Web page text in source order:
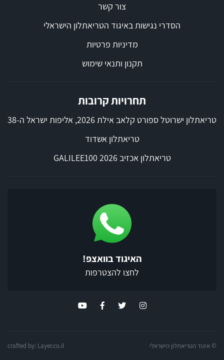
צור קשר
הסדרי נגישות באיגוד הטריאתלון הישראלי
מדיניות פרטיות
תקנון ותנאי שימוש
תחרויות קרובות
טריאתלון ישרוטל ספורט קלאב אילת 2026, אליפות ישראל ה-38
טריאתלון אשדוד
טריאתלון אכזיב 2026 GALILEE100
האיגוד בוואצפ!
לחצו להצטרפות
© איגוד הטריאתלון הישראלי crafted by: Layer.co.il